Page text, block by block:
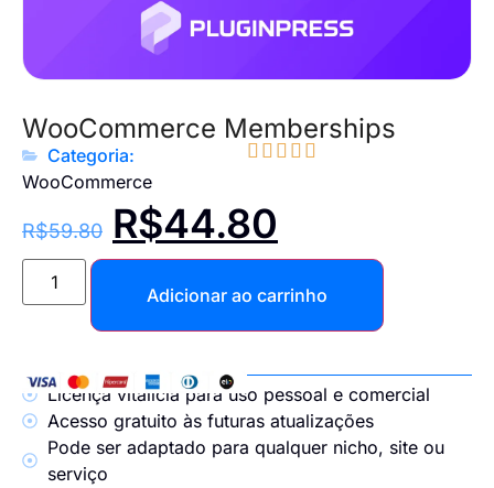
WooCommerce Memberships
Categoria:
WooCommerce
    
R$59.80 R$44.80
Adicionar ao carrinho
Licença vitalícia para uso pessoal e comercial
Acesso gratuito às futuras atualizações
Pode ser adaptado para qualquer nicho, site ou
serviço